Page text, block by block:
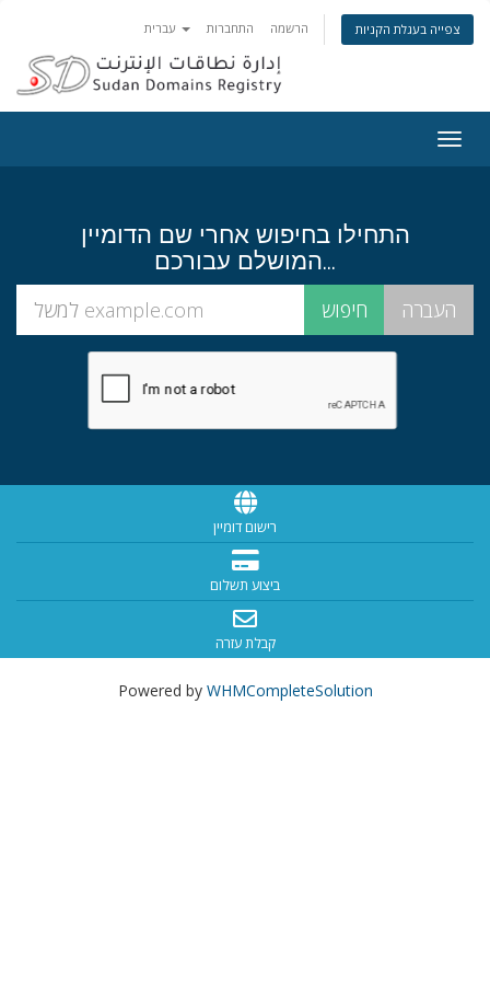
התחברות הרשמה צפייה בעגלת הקניות
התחילו בחיפוש אחרי שם הדומיין
המושלם עבורכם...
רישום דומיין
ביצוע תשלום
קבלת עזרה
Powered by WHMCompleteSolution